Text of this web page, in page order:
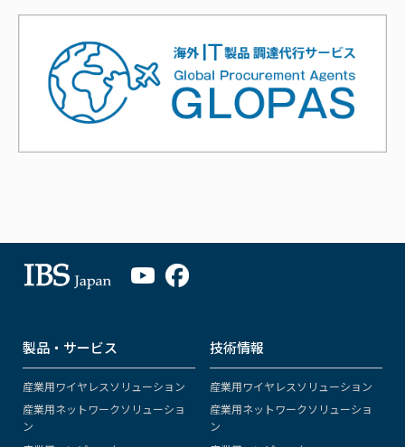
製品・サービス
産業用ワイヤレスソリューション
産業用ネットワークソリューショ
ン
技術情報
産業用ワイヤレスソリューション
産業用ネットワークソリューショ
ン